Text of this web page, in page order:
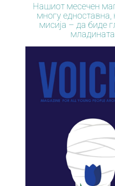
Нашиот месечен
многу едноставна,
мисија – да биде
младината.